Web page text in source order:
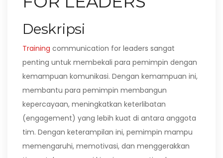
Deskripsi
Training communication for leaders sangat
penting untuk membekali para pemimpin dengan
kemampuan komunikasi. Dengan kemampuan ini,
membantu para pemimpin membangun
kepercayaan, meningkatkan keterlibatan
(engagement) yang lebih kuat di antara anggota
tim. Dengan keterampilan ini, pemimpin mampu
memengaruhi, memotivasi, dan menggerakkan